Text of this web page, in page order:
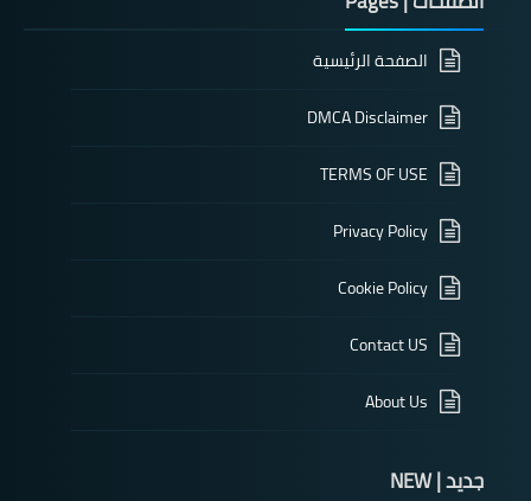
الصفحة الرئيسية
DMCA Disclaimer
TERMS OF USE
Privacy Policy
Cookie Policy
Contact US
About Us
جديد | NEW